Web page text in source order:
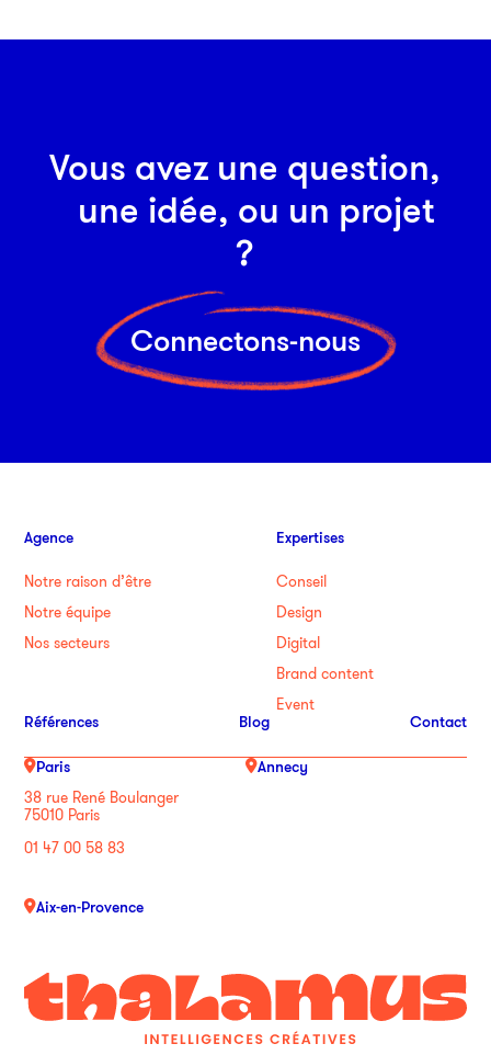
Vous avez une question,
une idée, ou un projet
?
Connectons-nous
Agence
Notre raison d’être
Notre équipe
Nos secteurs
Expertises
Conseil
Design
Digital
Brand content
Event
Références Blog Contact
Paris
38 rue René Boulanger
75010 Paris
01 47 00 58 83
Annecy
Aix-en-Provence